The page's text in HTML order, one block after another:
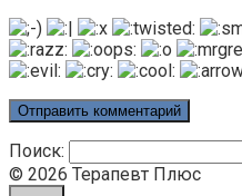
Поиск:
© 2026 Терапевт Плюс